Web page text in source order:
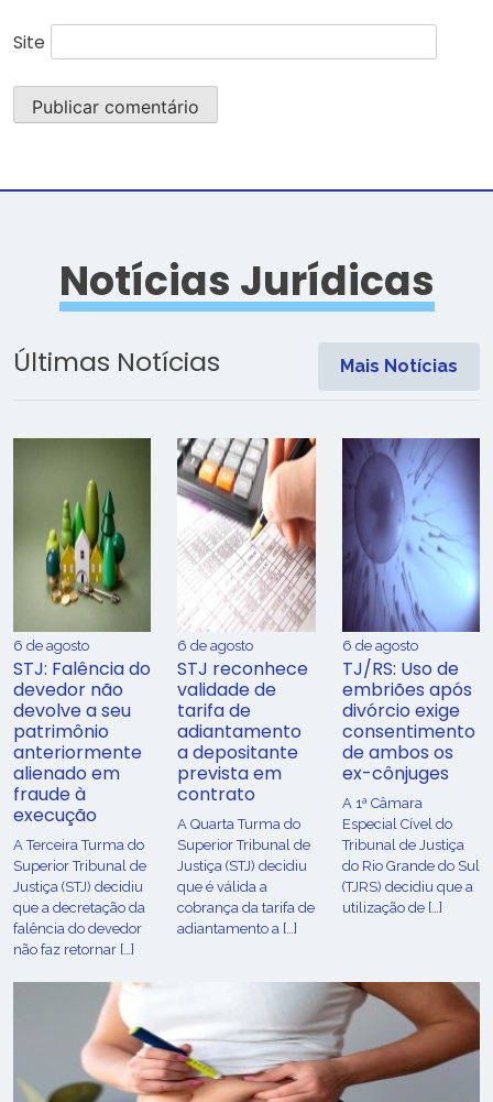
Site
Notícias Jurídicas
Últimas Notícias Mais Notícias
6 de agosto
STJ: Falência do
devedor não
devolve a seu
patrimônio
anteriormente
alienado em
fraude à
execução
A Terceira Turma do
Superior Tribunal de
Justiça (STJ) decidiu
que a decretação da
falência do devedor
não faz retornar […]
6 de agosto
STJ reconhece
validade de
tarifa de
adiantamento
a depositante
prevista em
contrato
A Quarta Turma do
Superior Tribunal de
Justiça (STJ) decidiu
que é válida a
cobrança da tarifa de
adiantamento a […]
6 de agosto
TJ/RS: Uso de
embriões após
divórcio exige
consentimento
de ambos os
ex-cônjuges
A 1ª Câmara
Especial Cível do
Tribunal de Justiça
do Rio Grande do Sul
(TJRS) decidiu que a
utilização de […]